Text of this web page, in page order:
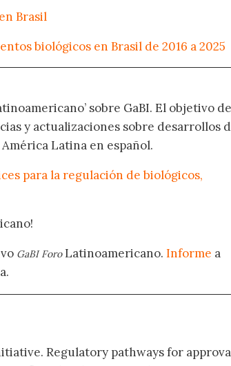
Brasil
biológicos en Brasil de 2016 a 2025
sobre GaBI. El objetivo
y actualizaciones sobre desarrollos
Latina en español.
para la regulación de biológicos,
GaBI ForoLatinoamericano. Informe a
Regulatory pathways for